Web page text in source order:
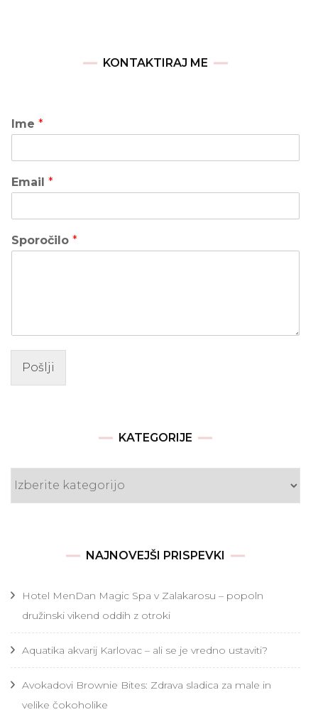
KONTAKTIRAJ ME
Ime *
Email *
Sporočilo *
Pošlji
KATEGORIJE
NAJNOVEJŠI PRISPEVKI
Hotel MenDan Magic Spa v Zalakarosu – popoln
družinski vikend oddih z otroki
Aquatika akvarij Karlovac – ali se je vredno ustaviti?
Avokadovi Brownie Bites: Zdrava sladica za male in
velike čokoholike